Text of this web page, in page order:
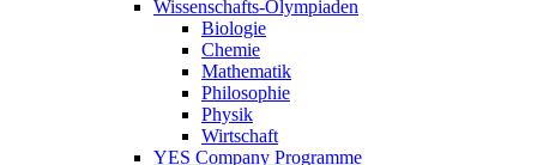
Wissenschafts-Olympiaden
Biologie
Chemie
Mathematik
Philosophie
Physik
Wirtschaft
YES Company Programme